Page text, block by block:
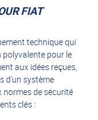
FIAT
technique qui
pour le
aux idées reçues,
d'un système
de sécurité
clés :